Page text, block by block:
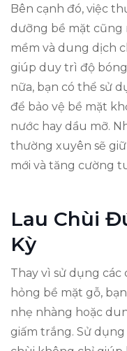
Bên cạnh đó, việc
dưỡng bề mặt cũng
mềm và dung dịch
giúp duy trì độ bóng
nữa, bạn có thể sử
để bảo vệ bề mặt
nước hay dầu mỡ.
thường xuyên sẽ
mới và tăng cường
Lau Chùi
Kỳ
Thay vì sử dụng
hỏng bề mặt gỗ,
nhẹ nhàng hoặc
giấm trắng. Sử